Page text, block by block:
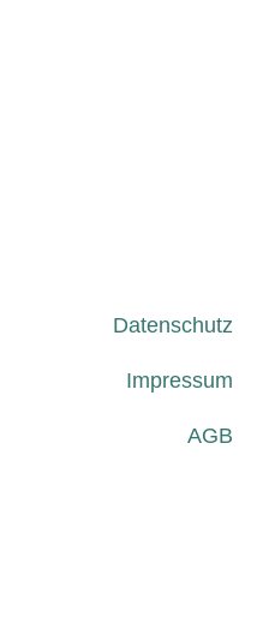
Datenschutz
Impressum
AGB